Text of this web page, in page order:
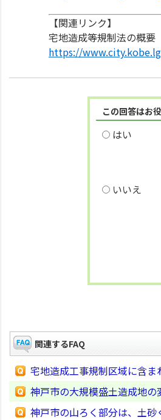
【関連リンク】
宅地造成等規制法の概要
https://
この回答はお
はい
いいえ
関連するFAQ
宅地造成工事規制区域に含ま
神戸市の大規模盛土造成地
神戸市の山ろく部分は、土